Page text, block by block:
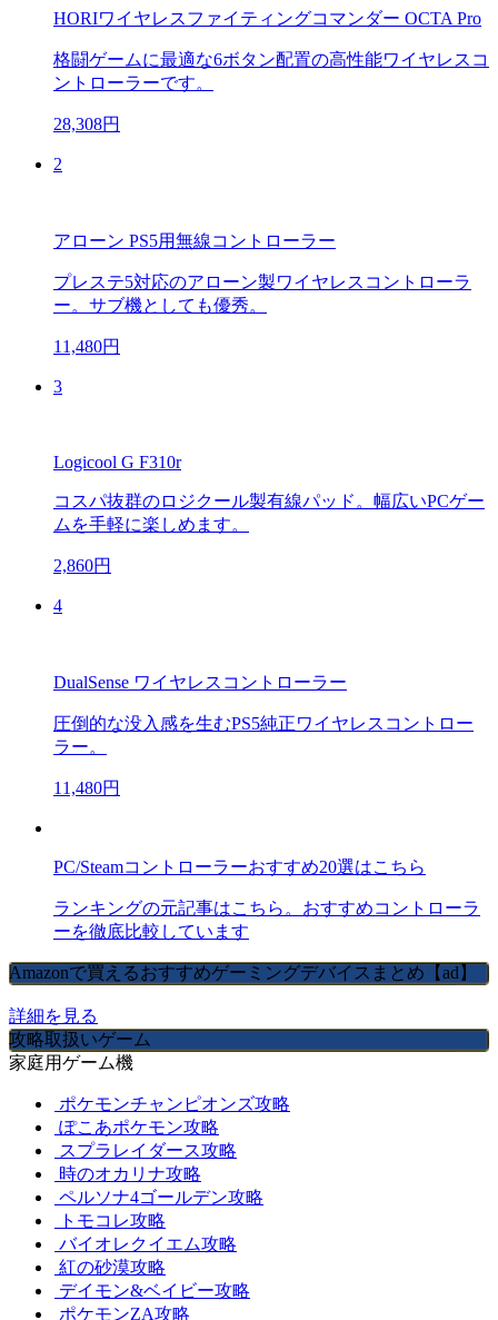
HORIワイヤレスファイティングコマンダー OCTA Pro
格闘ゲームに最適な6ボタン配置の高性能ワイヤレスコ
ントローラーです。
28,308円
2
アローン PS5用無線コントローラー
プレステ5対応のアローン製ワイヤレスコントローラ
ー。サブ機としても優秀。
11,480円
3
Logicool G F310r
コスパ抜群のロジクール製有線パッド。幅広いPCゲー
ムを手軽に楽しめます。
2,860円
4
DualSense ワイヤレスコントローラー
圧倒的な没入感を生むPS5純正ワイヤレスコントロー
ラー。
11,480円
PC/Steamコントローラーおすすめ20選はこちら
ランキングの元記事はこちら。おすすめコントローラ
ーを徹底比較しています
Amazonで買えるおすすめゲーミングデバイスまとめ【ad】
詳細を見る
攻略取扱いゲーム
家庭用ゲーム機
ポケモンチャンピオンズ攻略
ぽこあポケモン攻略
スプラレイダース攻略
時のオカリナ攻略
ペルソナ4ゴールデン攻略
トモコレ攻略
バイオレクイエム攻略
紅の砂漠攻略
デイモン&ベイビー攻略
ポケモンZA攻略